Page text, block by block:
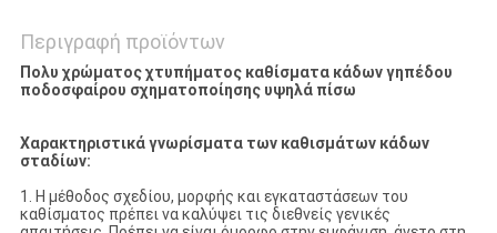
Περιγραφή προϊόντων
Πολυ χρώματος χτυπήματος καθίσματα κάδων γηπέδου
ποδοσφαίρου σχηματοποίησης υψηλά πίσω
Χαρακτηριστικά γνωρίσματα των καθισμάτων κάδων
σταδίων:
1. Η μέθοδος σχεδίου, μορφής και εγκαταστάσεων του
καθίσματος πρέπει να καλύψει τις διεθνείς γενικές